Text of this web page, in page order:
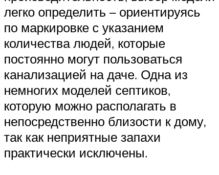
легко определить – ориентируясь
по маркировке с указанием
количества людей, которые
постоянно могут пользоваться
канализацией на даче. Одна из
немногих моделей септиков,
которую можно располагать в
непосредственно близости к дому,
так как неприятные запахи
практически исключены.